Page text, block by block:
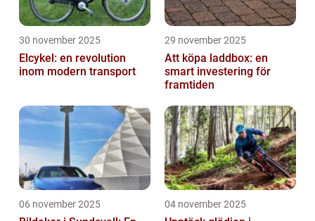
30 november 2025
Elcykel: en revolution
inom modern transport
29 november 2025
Att köpa laddbox: en
smart investering för
framtiden
06 november 2025 04 november 2025